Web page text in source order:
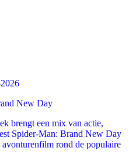
New Day
brengt een mix van actie,
Spider-Man: Brand New Day
rond de populaire